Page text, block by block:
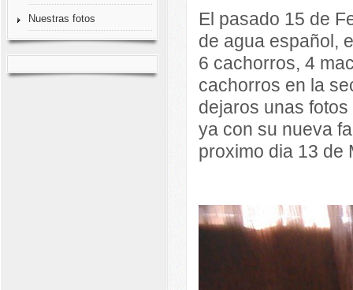
Nuestras fotos
El pasado 15 de
de agua español,
6 cachorros, 4
cachorros en la
dejaros unas
ya con su nueva
proximo dia 13 de